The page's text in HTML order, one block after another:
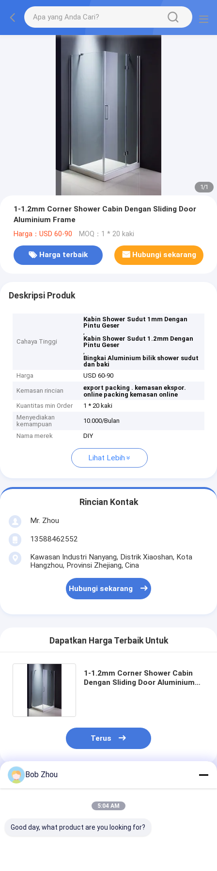
1/1
1-1.2mm Corner Shower Cabin Dengan Sliding Door
Aluminium Frame
Harga：USD 60-90 MOQ：1 * 20 kaki
Harga terbaik Hubungi sekarang
Deskripsi Produk
Cahaya Tinggi
Kabin Shower Sudut 1mm Dengan
Pintu Geser
,
Kabin Shower Sudut 1.2mm Dengan
Pintu Geser
,
Bingkai Aluminium bilik shower sudut
dan baki
Harga
USD 60-90
Kemasan rincian export packing . kemasan ekspor.
online packing kemasan online
Kuantitas min Order
1 * 20 kaki
Menyediakan
kemampuan
10.000/Bulan
Nama merek DIY
Lihat Lebih
Rincian Kontak
Mr. Zhou
13588462552
Kawasan Industri Nanyang, Distrik Xiaoshan, Kota
Hangzhou, Provinsi Zhejiang, Cina
Hubungi sekarang
Dapatkan Harga Terbaik Untuk
1-1.2mm Corner Shower Cabin
Dengan Sliding Door Aluminium
Terus
Rekomendasi Produk
Bob Zhou
5:04 AM
Good day, what product are you looking for?